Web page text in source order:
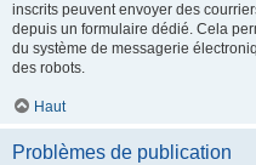
inscrits peuvent envoyer des
depuis un formulaire dédié. Cela
du système de messagerie
des robots.
Haut
Problèmes de publication